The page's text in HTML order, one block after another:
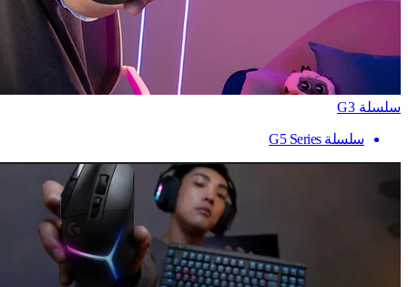
سلسلة G3
سلسلة G5 Series